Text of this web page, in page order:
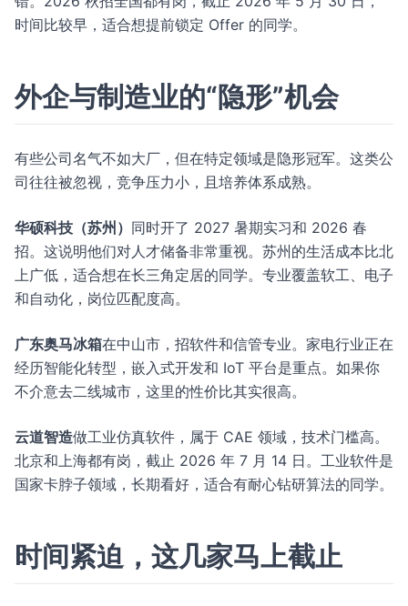
时间比较早，适合想提前锁定 Offer 的同学。
外企与制造业的“隐形”机会
有些公司名气不如大厂，但在特定领域是隐形冠军。这类公
司往往被忽视，竞争压力小，且培养体系成熟。
华硕科技（苏州） 同时开了 2027 暑期实习和 2026 春
招。这说明他们对人才储备非常重视。苏州的生活成本比北
上广低，适合想在长三角定居的同学。专业覆盖软工、电子
和自动化，岗位匹配度高。
广东奥马冰箱在中山市，招软件和信管专业。家电行业正在
经历智能化转型，嵌入式开发和 IoT 平台是重点。如果你
不介意去二线城市，这里的性价比其实很高。
云道智造做工业仿真软件，属于 CAE 领域，技术门槛高。
北京和上海都有岗，截止 2026 年 7 月 14 日。工业软件是
国家卡脖子领域，长期看好，适合有耐心钻研算法的同学。
时间紧迫，这几家马上截止